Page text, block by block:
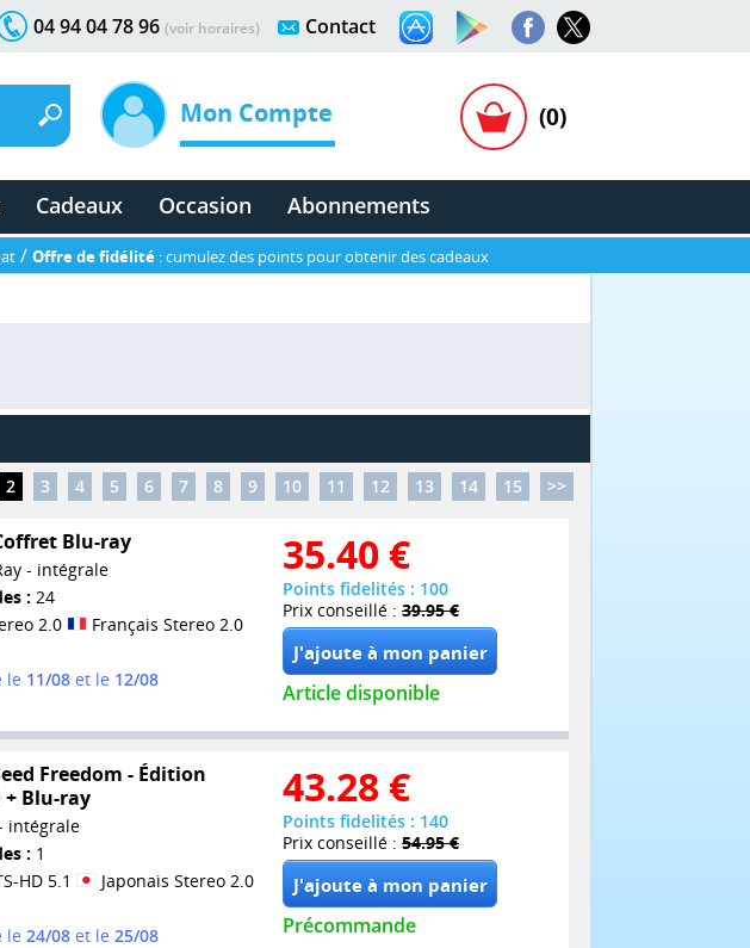
Contact
04 94 04 78 96 (voir horaires)
Mon Compte (0)
Cadeaux Occasion Abonnements
/ Offre de fidélité : cumulez des points pour obtenir des cadeaux
2 3 4 5 6 7 8 9 10 11 12 13 14 15 >>
Blu-ray
- intégrale
: 24
2.0
Français Stereo 2.0
le 11/08et le 12/08
35.40 €
Points fidelités : 100
Prix conseillé : 39.95 €
Article disponible
Freedom - Édition
+ Blu-ray
intégrale
: 1
HD 5.1
Japonais Stereo 2.0
le 24/08et le 25/08
43.28 €
Points fidelités : 140
Prix conseillé : 54.95 €
Précommande